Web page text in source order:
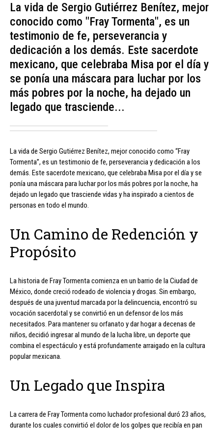
La vida de Sergio Gutiérrez Benítez, mejor
conocido como "Fray Tormenta", es un
testimonio de fe, perseverancia y
dedicación a los demás. Este sacerdote
mexicano, que celebraba Misa por el día y
se ponía una máscara para luchar por los
más pobres por la noche, ha dejado un
legado que trasciende...
La vida de Sergio Gutiérrez Benítez, mejor conocido como “Fray
Tormenta”, es un testimonio de fe, perseverancia y dedicación a los
demás. Este sacerdote mexicano, que celebraba Misa por el día y se
ponía una máscara para luchar por los más pobres por la noche, ha
dejado un legado que trasciende vidas y ha inspirado a cientos de
personas en todo el mundo.
Un Camino de Redención y
Propósito
La historia de Fray Tormenta comienza en un barrio de la Ciudad de
México, donde creció rodeado de violencia y drogas. Sin embargo,
después de una juventud marcada por la delincuencia, encontró su
vocación sacerdotal y se convirtió en un defensor de los más
necesitados. Para mantener su orfanato y dar hogar a decenas de
niños, decidió ingresar al mundo de la lucha libre, un deporte que
combina el espectáculo y está profundamente arraigado en la cultura
popular mexicana.
Un Legado que Inspira
La carrera de Fray Tormenta como luchador profesional duró 23 años,
durante los cuales convirtió el dolor de los golpes que recibía en pan